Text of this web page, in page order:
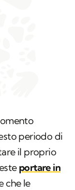
periodo di
il proprio
portare in
che le